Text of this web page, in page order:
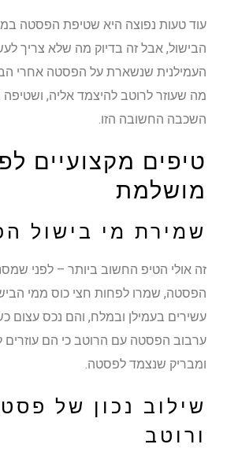
עוד טעות נפוצה היא שטיפת הפסטה
הבישול, אבל זה בדיוק מה שלא צריך
העמילנית שנשארת על הפסטה אחרי
מה שעוזר לרוטב להיצמד אליה, ושטיפה
השכבה החשובה הזו.
טיפים מקצועיים
מושלמת
שמירת מי בישול
זה אולי הטיפ החשוב ביותר – לפני
הפסטה, שמרו לפחות חצי כוס ממי
עשירים בעמילן ובמלח, והם נכס עצום
ערבוב הפסטה עם הרוטב כי הם עוזרים
ומבריק שנצמד לפסטה.
שילוב נכון של פסטה
ורוטב